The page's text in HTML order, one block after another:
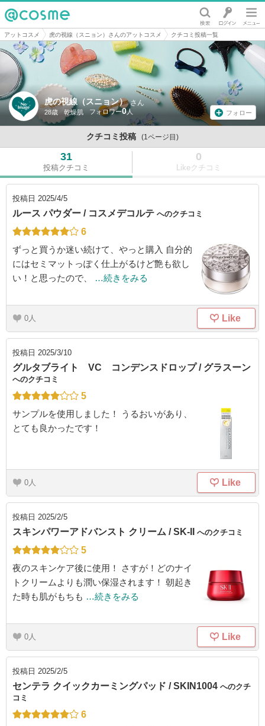
@cosme
アットコスメ 虎の視線（スニョン）さんのアットコスメ クチコミ投稿一覧
虎の視線（スニョン） さん
28歳 乾燥肌 0 フォロー
クチコミ投稿 (1ページ目)
31
投稿クチコミ
0
Likeクチコミ
投稿日 2025/4/5
ルース パウダー / コスメデコルテ へのクチコミ
6
ずっと買うか迷い続けて、やっと購入 自分的
にはセミマットっぽく仕上がるけど艶も欲し
い！と思ったので、
…続きをみる
0 Like
投稿日 2025/3/10
グルタブライト VC コンデンスドロップ / グラスーン
へのクチコミ
5
サンプルを使用しました！ うるおいがあり、
とても良かったです！
0 Like
投稿日 2025/2/5
スキンパワーアドバンスト クリーム / SK-II へのクチコミ
5
夜のスキンケア後に使用！ さすが！どのナイ
トクリームよりも潤い保湿されます！ 朝起き
た時も肌がもちも …続きをみる
0 Like
投稿日 2025/2/5
センテラ クイックカーミングパッド / SKIN1004 へのクチ
コミ
6